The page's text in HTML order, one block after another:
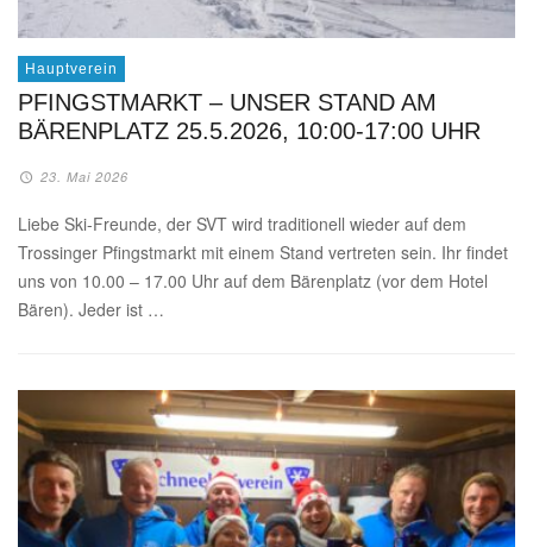
Hauptverein
PFINGSTMARKT – UNSER STAND AM
BÄRENPLATZ 25.5.2026, 10:00-17:00 UHR
23. Mai 2026
Liebe Ski-Freunde, der SVT wird traditionell wieder auf dem
Trossinger Pfingstmarkt mit einem Stand vertreten sein. Ihr findet
uns von 10.00 – 17.00 Uhr auf dem Bärenplatz (vor dem Hotel
Bären). Jeder ist …